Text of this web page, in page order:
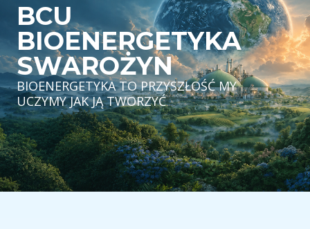
BCU
BIOENERGETYKA
SWAROŻYN
BIOENERGETYKA TO PRZYSZŁOŚĆ MY
UCZYMY JAK JĄ TWORZYĆ